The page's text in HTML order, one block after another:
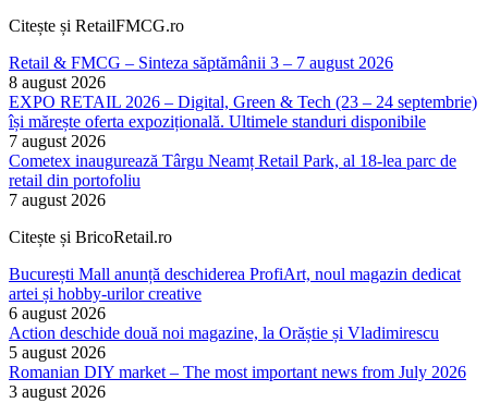
Citește și RetailFMCG.ro
Retail & FMCG – Sinteza săptămânii 3 – 7 august 2026
8 august 2026
EXPO RETAIL 2026 – Digital, Green & Tech (23 – 24 septembrie)
își mărește oferta expozițională. Ultimele standuri disponibile
7 august 2026
Cometex inaugurează Târgu Neamț Retail Park, al 18-lea parc de
retail din portofoliu
7 august 2026
Citește și BricoRetail.ro
București Mall anunță deschiderea ProfiArt, noul magazin dedicat
artei și hobby-urilor creative
6 august 2026
Action deschide două noi magazine, la Orăștie și Vladimirescu
5 august 2026
Romanian DIY market – The most important news from July 2026
3 august 2026